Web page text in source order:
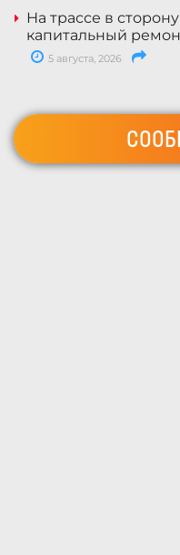
На трассе в
капитальный
5 августа, 2026